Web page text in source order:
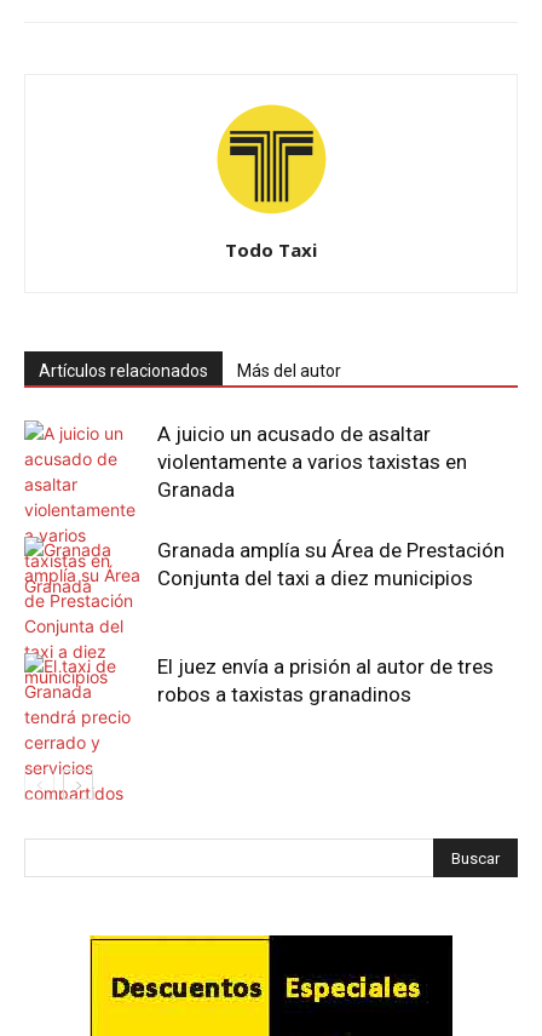
Todo Taxi
Artículos relacionados Más del autor
A juicio un acusado de asaltar
violentamente a varios taxistas en
Granada
Granada amplía su Área de Prestación
Conjunta del taxi a diez municipios
El juez envía a prisión al autor de tres
robos a taxistas granadinos